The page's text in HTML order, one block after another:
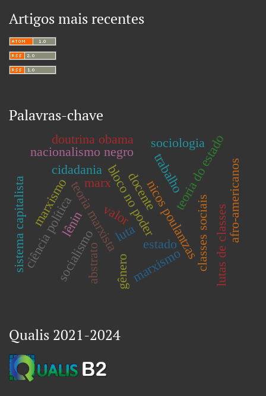
Artigos mais recentes
Palavras-chave
teoria marxista nicos poulantzas
estado classes sociaislutas de classes
bloco no poder
marxismo
marxismo
socialismo luta
cidadania
gênero
marx trabalho
ciência política
teoria do estado
sociologia
afro-americanos
nacionalismo negro
doutrina obama
lênin
abstrato
sistema capitalista docente
valor
Qualis 2021-2024